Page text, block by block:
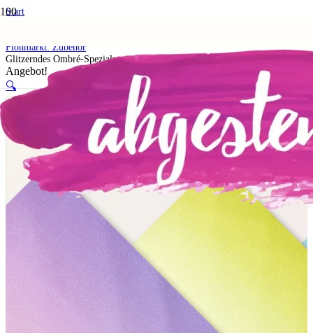
Start
Flohmarkt: Zubehör
Glitzerndes Ombré-Spezialpapier in Pastelltönen – Flohmarkt
Angebot!
🔍